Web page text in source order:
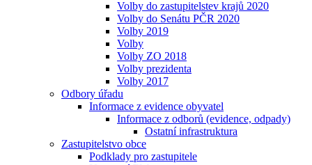
Volby do zastupitelstev krajů 2020
Volby do Senátu PČR 2020
Volby 2019
Volby
Volby ZO 2018
Volby prezidenta
Volby 2017
Odbory úřadu
Informace z evidence obyvatel
Informace z odborů (evidence, odpady)
Ostatní infrastruktura
Zastupitelstvo obce
Podklady pro zastupitele